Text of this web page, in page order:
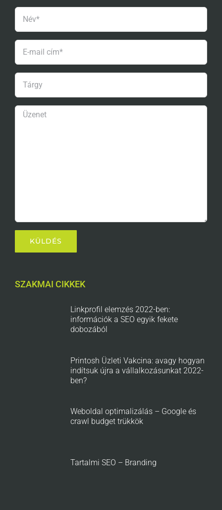
SZAKMAI CIKKEK
Linkprofil elemzés 2022-ben:
információk a SEO egyik fekete
dobozából
Printosh Üzleti Vakcina: avagy hogyan
indítsuk újra a vállalkozásunkat 2022-
ben?
Weboldal optimalizálás – Google és
crawl budget trükkök
Tartalmi SEO – Branding